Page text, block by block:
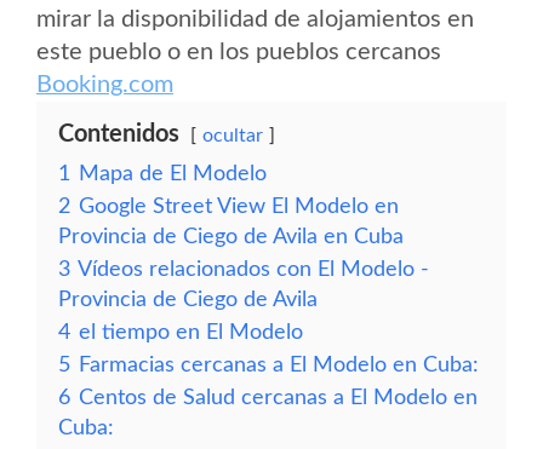
mirar la disponibilidad de alojamientos en
este pueblo o en los pueblos cercanos
Booking.com
Contenidos ocultar
1
Mapa de El Modelo
2 Google Street View El Modelo en
Provincia de Ciego de Avila en Cuba
3 Vídeos relacionados con El Modelo -
Provincia de Ciego de Avila
4 el tiempo en El Modelo
5 Farmacias cercanas a El Modelo en Cuba:
6 Centos de Salud cercanas a El Modelo en
Cuba: